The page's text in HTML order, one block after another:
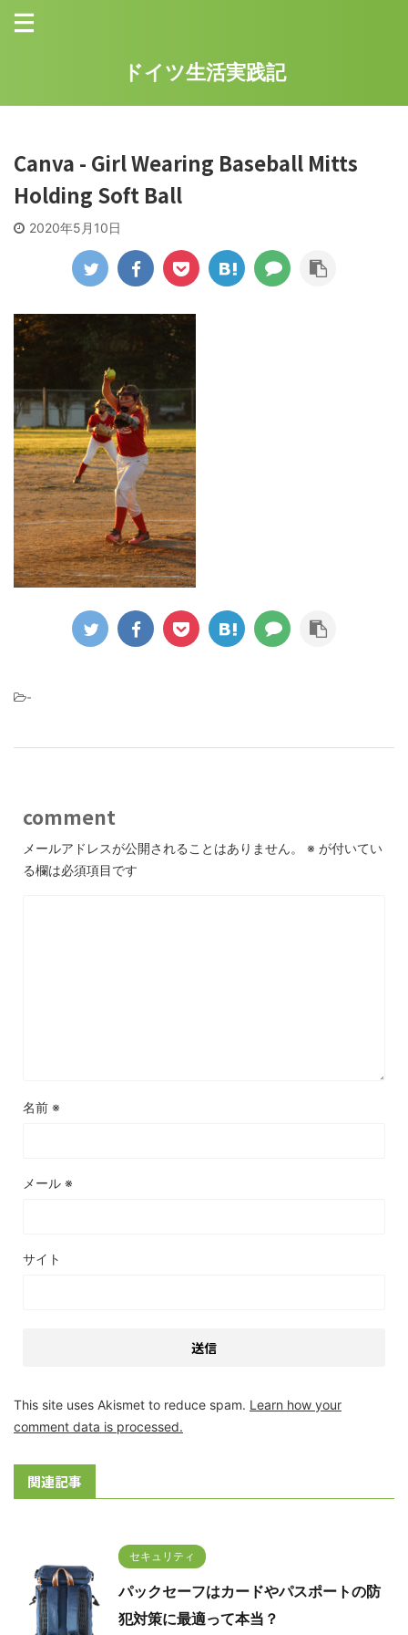
ドイツ生活実践記
Canva - Girl Wearing Baseball Mitts
Holding Soft Ball
2020年5月10日
-
comment
メールアドレスが公開されることはありません。 ※ が付いてい
る欄は必須項目です
名前 ※
メール ※
サイト
This site uses Akismet to reduce spam. Learn how your
comment data is processed.
関連記事
セキュリティ
パックセーフはカードやパスポートの防
犯対策に最適って本当？